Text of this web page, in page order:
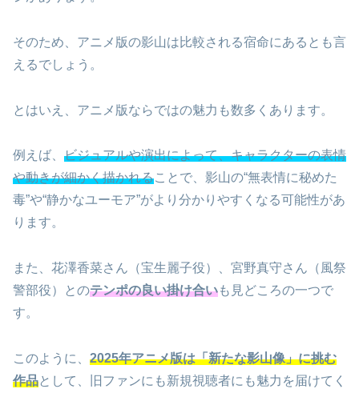
そのため、アニメ版の影山は比較される宿命にあるとも言
えるでしょう。
とはいえ、アニメ版ならではの魅力も数多くあります。
例えば、 ビジュアルや演出によって、キャラクターの表情
や動きが細かく描かれることで、影山の“無表情に秘めた
毒”や“静かなユーモア”がより分かりやすくなる可能性があ
ります。
また、花澤香菜さん（宝生麗子役）、宮野真守さん（風祭
警部役）とのテンポの良い掛け合いも見どころの一つで
す。
このように、 2025年アニメ版は「新たな影山像」に挑む
作品として、旧ファンにも新規視聴者にも魅力を届けてく